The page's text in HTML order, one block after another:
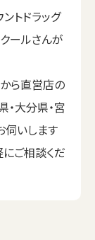
トドラッグ
ールさんが
ら直営店の
・大分県・宮
伺いします
ご相談くだ